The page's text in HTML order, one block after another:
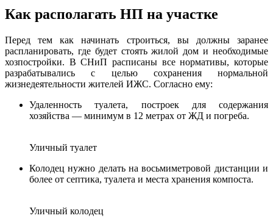
Как располагать НП на участке
Перед тем как начинать строиться, вы должны заранее
распланировать, где будет стоять жилой дом и необходимые
хозпостройки. В СНиП расписаны все нормативы, которые
разрабатывались с целью сохранения нормальной
жизнедеятельности жителей ИЖС. Согласно ему:
Удаленность туалета, построек для содержания
хозяйства — минимум в 12 метрах от ЖД и погреба.
Уличный туалет
Колодец нужно делать на восьмиметровой дистанции и
более от септика, туалета и места хранения компоста.
Уличный колодец